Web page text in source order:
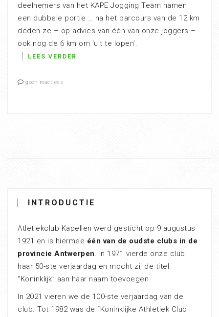
deelnemers van het KAPE Jogging Team namen
een dubbele portie … na het parcours van de 12 km
deden ze – op advies van één van onze joggers –
ook nog de 6 km om ‘uit te lopen’.
LEES VERDER
geen reactiess
INTRODUCTIE
Atletiekclub Kapellen werd gesticht op 9 augustus
1921 en is hiermee één van de oudste clubs in de
provincie Antwerpen. In 1971 vierde onze club
haar 50-ste verjaardag en mocht zij de titel
“Koninklijk” aan haar naam toevoegen.
In 2021 vieren we de 100-ste verjaardag van de
club. Tot 1982 was de “Koninklijke Athletiek Club